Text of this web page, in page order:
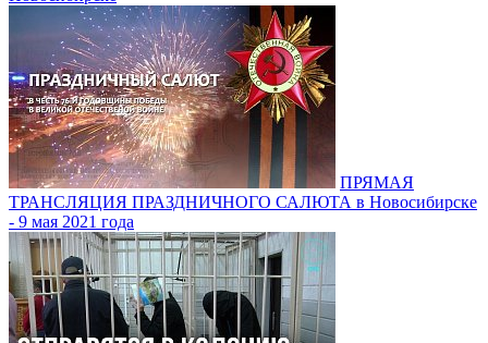
ПРЯМАЯ
ТРАНСЛЯЦИЯ ПРАЗДНИЧНОГО САЛЮТА в Новосибирске
- 9 мая 2021 года